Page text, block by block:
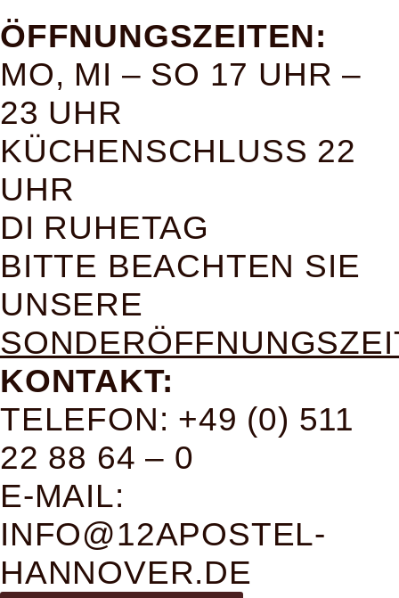
ÖFFNUNGSZEITEN:
MO, MI – SO 17 UHR –
23 UHR
KÜCHENSCHLUSS 22
UHR
DI RUHETAG
BITTE BEACHTEN SIE
UNSERE
KONTAKT:
TELEFON: +49 (0) 511
22 88 64 – 0
E-MAIL:
INFO@12APOSTEL-
HANNOVER.DE